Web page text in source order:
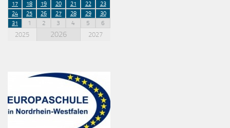
17
18 19 20 21 22
23
24
25 26 27 28 29
30
31
1 2 3 4 5 6
2025 2026 2027